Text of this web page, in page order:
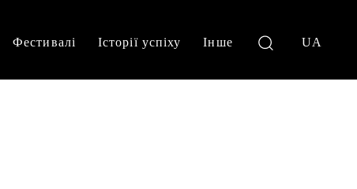
Фестивалі Історії успіху Інше UA